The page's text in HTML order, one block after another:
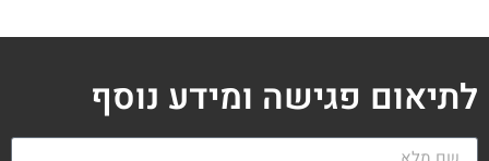
לתיאום פגישה ומידע נוסף